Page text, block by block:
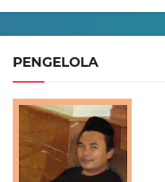
PENGELOLA